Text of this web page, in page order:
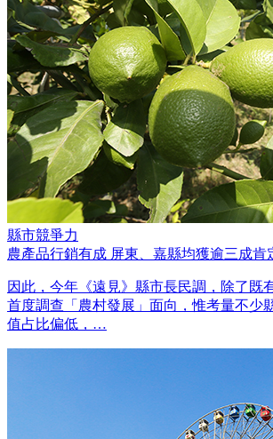
縣市競爭力
農產品行銷有成 屏東、嘉縣均獲逾三成肯
因此，今年《遠見》縣市長民調，除了既
首度調查「農村發展」面向，惟考量不少
值占比偏低，…